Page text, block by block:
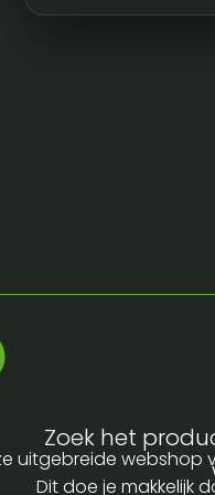
Zoek het
uitgebreide webshop
Dit doe je makkelijk